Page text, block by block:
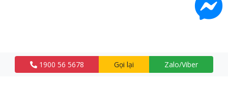
1900 56 5678 Gọi lại Zalo/Viber